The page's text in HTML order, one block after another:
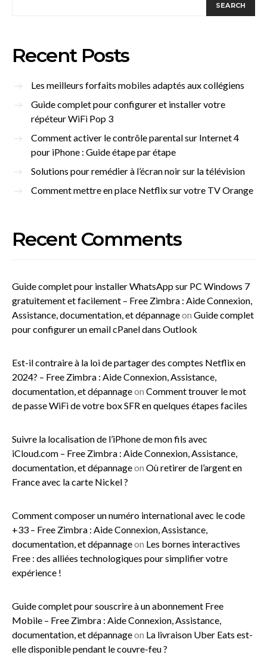
SEARCH
Recent Posts
Les meilleurs forfaits mobiles adaptés aux collégiens
Guide complet pour configurer et installer votre
répéteur WiFi Pop 3
Comment activer le contrôle parental sur Internet 4
pour iPhone : Guide étape par étape
Solutions pour remédier à l’écran noir sur la télévision
Comment mettre en place Netflix sur votre TV Orange
Recent Comments
Guide complet pour installer WhatsApp sur PC Windows 7
gratuitement et facilement – Free Zimbra : Aide Connexion,
Assistance, documentation, et dépannageon Guide complet
pour configurer un email cPanel dans Outlook
Est-il contraire à la loi de partager des comptes Netflix en
2024? – Free Zimbra : Aide Connexion, Assistance,
documentation, et dépannageon Comment trouver le mot
de passe WiFi de votre box SFR en quelques étapes faciles
Suivre la localisation de l’iPhone de mon fils avec
iCloud.com – Free Zimbra : Aide Connexion, Assistance,
documentation, et dépannageon Où retirer de l’argent en
France avec la carte Nickel ?
Comment composer un numéro international avec le code
+33 – Free Zimbra : Aide Connexion, Assistance,
documentation, et dépannageon Les bornes interactives
Free : des alliées technologiques pour simplifier votre
expérience !
Guide complet pour souscrire à un abonnement Free
Mobile – Free Zimbra : Aide Connexion, Assistance,
documentation, et dépannageon La livraison Uber Eats est-
elle disponible pendant le couvre-feu ?